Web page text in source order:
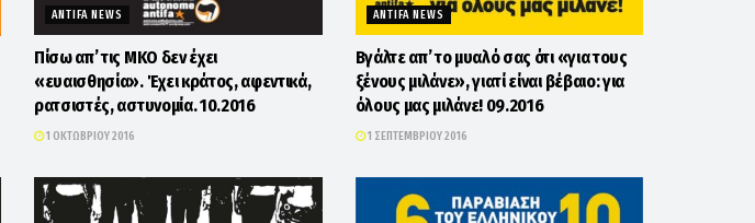
ANTIFA NEWS
Πίσω απ’ τις ΜΚΟ δεν έχει
«ευαισθησία». Έχει κράτος, αφεντικά,
ρατσιστές, αστυνομία. 10.2016
1 ΟΚΤΩΒΡΊΟΥ 2016
ANTIFA NEWS
Βγάλτε απ’ το μυαλό σας ότι «για τους
ξένους μιλάνε», γιατί είναι βέβαιο: για
όλους μας μιλάνε! 09.2016
1 ΣΕΠΤΕΜΒΡΊΟΥ 2016